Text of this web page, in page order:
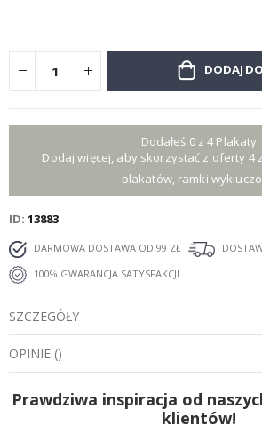
DODAJ
Dodałeś 0 z 4 Plakaty
Dodaj więcej, aby skorzystać z oferty 4
plakatów, ramki
ID 13883
DARMOWA DOSTAWA OD 99 ZŁ
100% GWARANCJA SATYSFAKCJI
SZCZEGÓŁY
OPINIE ()
Prawdziwa inspiracja od
klientów!